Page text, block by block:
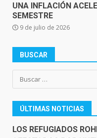
UNA INFLACIÓN
SEMESTRE
9 de julio de 2026
BUSCAR
Buscar:
ÚLTIMAS NOTICIAS
LOS REFUGIADOS